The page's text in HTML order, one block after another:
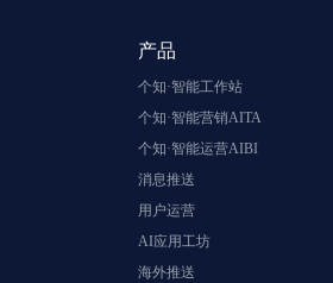
产品
个知·智能工作站
个知·智能营销AITA
个知·智能运营AIBI
消息推送
用户运营
AI应用工坊
海外推送